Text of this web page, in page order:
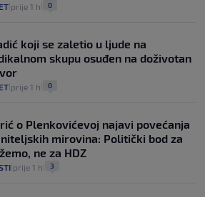
prije 1 h 0
koji se zaletio u ljude na
skupu osuđen na doživotan
prije 1 h 0
o Plenkovićevoj najavi povećanja
mirovina: Politički bod za
ne za HDZ
prije 1 h 3